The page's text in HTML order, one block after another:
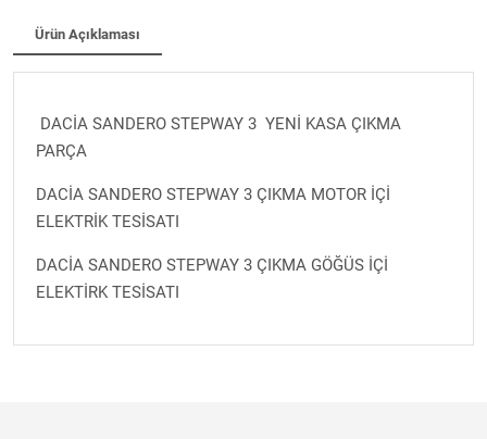
Ürün Açıklaması
DACİA SANDERO STEPWAY 3 YENİ KASA ÇIKMA
PARÇA
DACİA SANDERO STEPWAY 3 ÇIKMA MOTOR İÇİ
ELEKTRİK TESİSATI
DACİA SANDERO STEPWAY 3 ÇIKMA GÖĞÜS İÇİ
ELEKTİRK TESİSATI